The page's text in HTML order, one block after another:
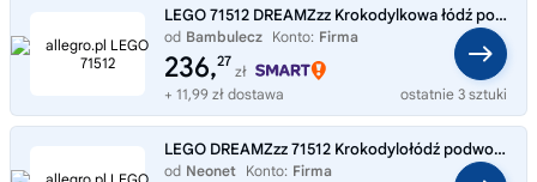
LEGO 71512 DREAMZzz Krokodylkowa łódź podwodna
od Bambulecz Konto: Firma
236,27
zł
+ 11,99 zł dostawa
ostatnie 3 sztuki
LEGO DREAMZzz 71512 Krokodylołódź podwodna
od Neonet Konto: Firma